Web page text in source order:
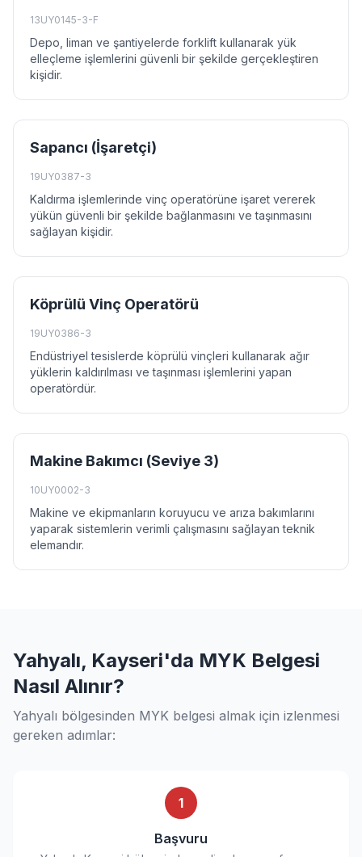
13UY0145-3-F
Depo, liman ve şantiyelerde forklift kullanarak yük
elleçleme işlemlerini güvenli bir şekilde gerçekleştiren
kişidir.
Sapancı (İşaretçi)
19UY0387-3
Kaldırma işlemlerinde vinç operatörüne işaret vererek
yükün güvenli bir şekilde bağlanmasını ve taşınmasını
sağlayan kişidir.
Köprülü Vinç Operatörü
19UY0386-3
Endüstriyel tesislerde köprülü vinçleri kullanarak ağır
yüklerin kaldırılması ve taşınması işlemlerini yapan
operatördür.
Makine Bakımcı (Seviye 3)
10UY0002-3
Makine ve ekipmanların koruyucu ve arıza bakımlarını
yaparak sistemlerin verimli çalışmasını sağlayan teknik
elemandır.
Yahyalı, Kayseri'da MYK Belgesi
Nasıl Alınır?
Yahyalı bölgesinden MYK belgesi almak için izlenmesi
gereken adımlar:
1
Başvuru